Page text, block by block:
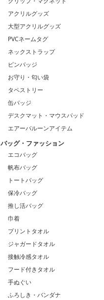
アクリルグッズ
大型アクリルグッズ
PVCネームタグ
ネックストラップ
ピンバッジ
お守り・匂い袋
タペストリー
缶バッジ
デスクマット・マウスパッド
エアーバルーンアイテム
バッグ・ファッション
エコバッグ
帆布バッグ
トートバッグ
保冷バッグ
推し活バッグ
巾着
プリントタオル
ジャガードタオル
接触冷感タオル
フード付きタオル
手ぬぐい
ふろしき・バンダナ